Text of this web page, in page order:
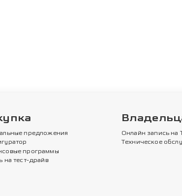
предложения
программы
на тест-драйв
Онлайн запись на
Техническое